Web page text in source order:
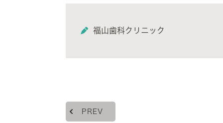
福山歯科クリニック
PREV